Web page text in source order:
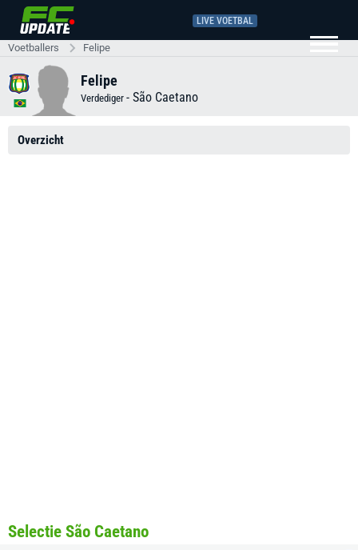
LIVE VOETBAL
Voetballers Felipe
Felipe
Verdediger - São Caetano
Overzicht
Selectie São Caetano